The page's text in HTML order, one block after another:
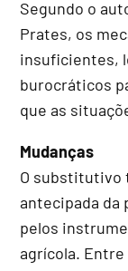
Segundo o
Prates, os
insuficientes,
burocráticos
que as
Mudanças
O substitutivo
antecipada da
pelos
agrícola.